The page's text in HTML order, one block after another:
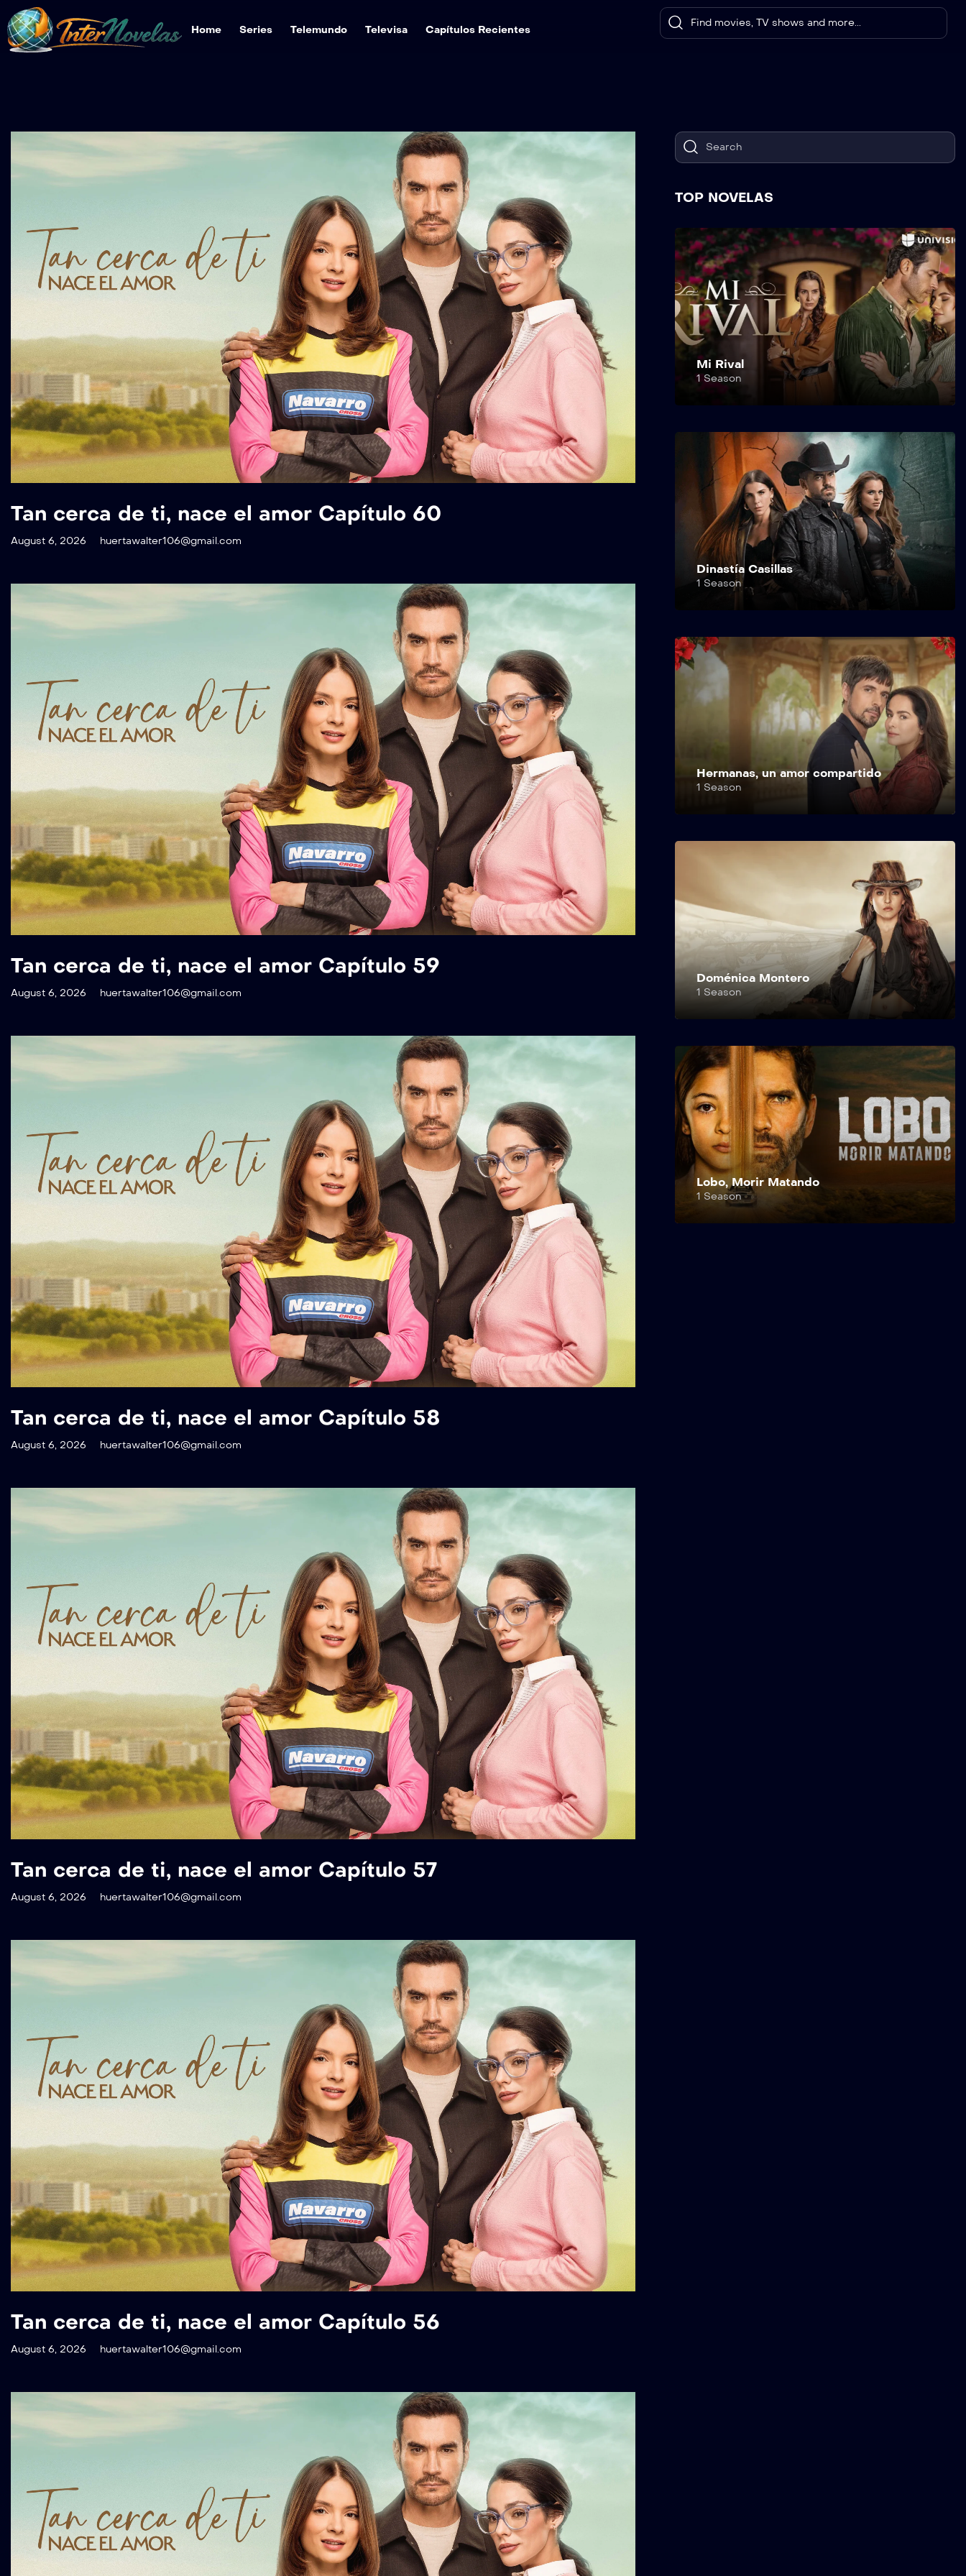
Home Series Telemundo Televisa Capítulos Recientes
Tan cerca de ti, nace el amor Capítulo 60
August 6, 2026 huertawalter106@gmail.com
Tan cerca de ti, nace el amor Capítulo 59
August 6, 2026 huertawalter106@gmail.com
Tan cerca de ti, nace el amor Capítulo 58
August 6, 2026 huertawalter106@gmail.com
Tan cerca de ti, nace el amor Capítulo 57
August 6, 2026 huertawalter106@gmail.com
Tan cerca de ti, nace el amor Capítulo 56
August 6, 2026 huertawalter106@gmail.com
TOP NOVELAS
Mi Rival
1 Season
Dinastía Casillas
1 Season
Hermanas, un amor compartido
1 Season
Doménica Montero
1 Season
Lobo, Morir Matando
1 Season